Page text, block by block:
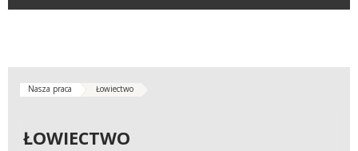
Nasza praca Łowiectwo
ŁOWIECTWO